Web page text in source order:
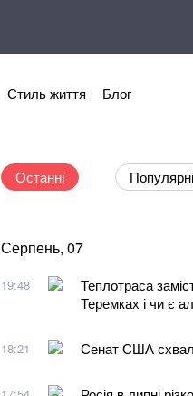
Стиль життя Блог
Останні Популярні
Серпень, 07
19:48
Теплотраса
Теремках і чи є
18:21 Сенат США